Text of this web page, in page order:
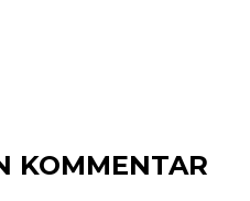
KOMMENTAR